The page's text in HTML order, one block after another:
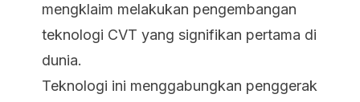
mengklaim melakukan pengembangan
teknologi CVT yang signifikan pertama di
dunia.
Teknologi ini menggabungkan penggerak